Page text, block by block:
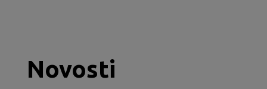
Novosti